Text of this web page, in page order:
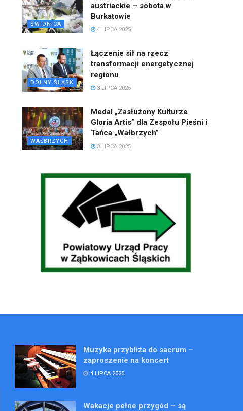
ŚWIDNICA
austriackie – sobota w
Burkatowie
4 LIPCA 2025
DOLNY ŚLĄSK
Łączenie sił na rzecz
transformacji energetycznej
regionu
3 LIPCA 2025
WAŁBRZYCH
Medal „Zasłużony Kulturze
Gloria Artis” dla Zespołu Pieśni i
Tańca „Wałbrzych”
3 LIPCA 2025
Muzyka przybliża do sacrum –
zaproszenie na koncert
4 LIPCA 2025
Wakacje pełne przygód – są